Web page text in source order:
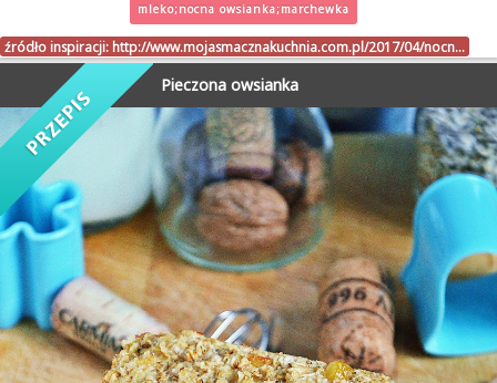
mleko;nocna owsianka;marchewka
źródło inspiracji: http://www.mojasmacznakuchnia.com.pl/2017/04/nocn…
Pieczona owsianka